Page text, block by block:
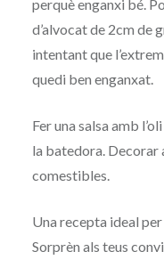
perquè enganxi bé.
d’alvocat de 2cm de
intentant que
quedi ben enganxat.
Fer una salsa amb
la batedora. Decorar
comestibles.
Una recepta ideal
Sorprèn als teus